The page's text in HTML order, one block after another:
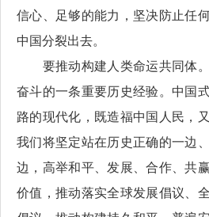
信心、足够的能力，坚决防止任
中国分裂出去。
要推动构建人类命运共同体。
奋斗的一条重要历史经验。中国
路的现代化，既造福中国人民，
我们将坚定站在历史正确的一边
边，高举和平、发展、合作、共
价值，推动落实全球发展倡议、